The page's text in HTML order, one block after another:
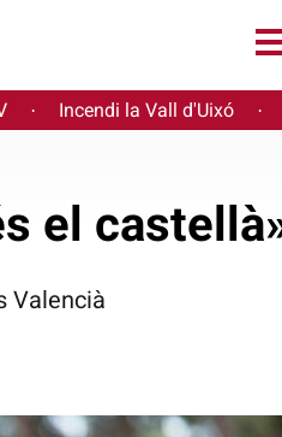
· Incendi la Vall d'Uixó ·
el
Valencià